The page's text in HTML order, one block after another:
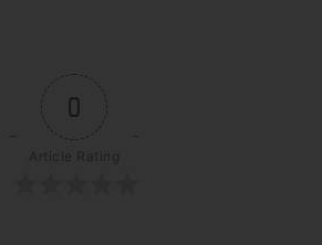
0
Article Rating